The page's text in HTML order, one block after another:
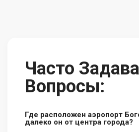
Часто
Вопросы:
Где расположен аэропорт
далеко он от центра города?